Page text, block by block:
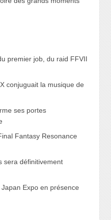
premier job, du raid FFVII
conjuguait la musique de
ses portes
Fantasy Resonance
sera définitivement
Expo en présence